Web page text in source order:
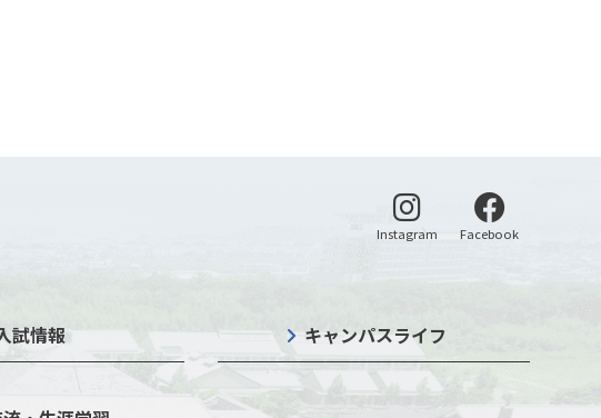
Instagram 別ウィンドウで開く
Facebook別ウィンドウ
試情報 キャンパスライフ